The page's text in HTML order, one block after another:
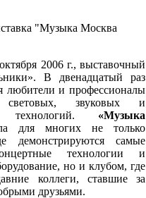
"Музыка Москва
2006 г., выставочный
В двенадцатый раз
любители и профессионалы
звуковых и
технологий. «Музыка
для многих не только
демонстрируются самые
технологии и
но и клубом, где
коллеги, ставшие за
друзьями.